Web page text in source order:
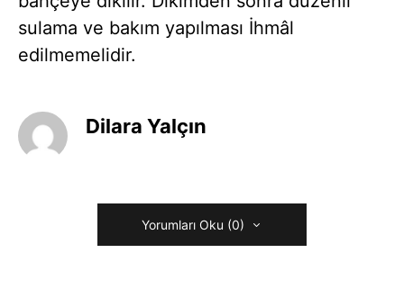
sulama ve bakım yapılması İhmâl
edilmemelidir.
Dilara Yalçın
Yorumları Oku (0)